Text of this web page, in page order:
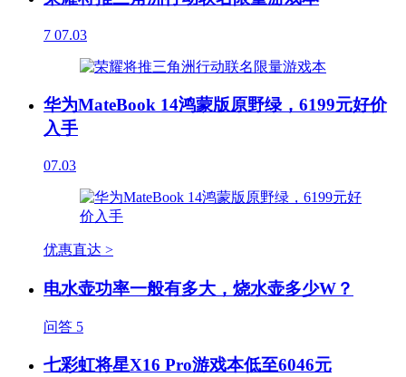
7 07.03
华为MateBook 14鸿蒙版原野绿，6199元好价
入手
07.03
优惠直达 >
电水壶功率一般有多大，烧水壶多少W？
问答 5
七彩虹将星X16 Pro游戏本低至6046元